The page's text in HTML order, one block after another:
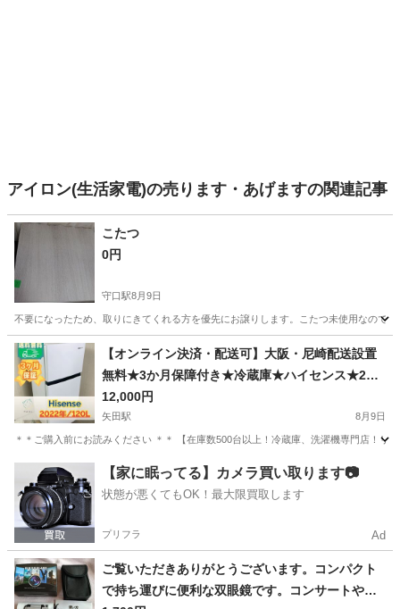
アイロン(生活家電)の売ります・あげますの関連記事
こたつ
0円
守口駅8月9日
不要になったため、取りにきてくれる方を優先にお譲りします。こたつ未使用なので
大阪 守口市 守口駅 季節、空調家電
【オンライン決済・配送可】大阪・尼崎配送設置
無料★3か月保障付き★冷蔵庫★ハイセンス★2ド
ア★2022年★HR-B12E2W★IR-1471
12,000円
矢田駅 8月9日
＊＊ご購入前にお読みください ＊＊ 【在庫数500台以上！冷蔵庫、洗濯機専門店！
大阪市 矢田駅 キッチン家電 無料
【家に眠ってる】カメラ買い取ります📷
状態が悪くてもOK！最大限買取します
プリフラ Ad
ご覧いただきありがとうございます。コンパクト
で持ち運びに便利な双眼鏡です。コンサートやラ